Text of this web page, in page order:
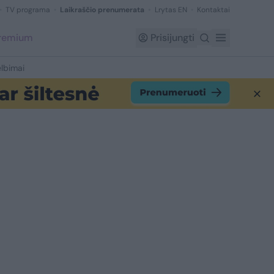
TV programa Laikraščio prenumerata Lrytas EN Kontaktai
Prisijungti